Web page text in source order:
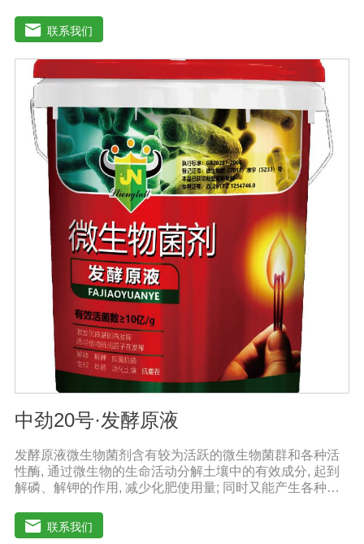
素、酸性物质以及维生素，能不同程度地刺激调节植物生
长；并且能产生铁载体、抗生素、系统防卫酶等多种物
质，可以抑制细菌或真菌性病害或诱导系统抗性间接达到
促进植物生长的作用。既能适用于各种粮食作物及蔬菜的
种植，又能适用于果树等经济作物的栽培。【适用范围】
玉米、小麦、果树、土豆、红薯、辣椒、番茄、黄瓜丶韮
菜、甘蓝等瓜果、蔬菜。【注意事项】1.本品内含大量有
益活菌，不可与杀菌剂混合使用，用过农药 的喷雾器一定
要认真清洗后在喷菌剂。2.本品如与化肥混用，要现混现
用。【贮 存】于阴凉干燥处保存，避免阳光直射和雨淋
【保 质 期】24个月【性 状】粉剂【活 菌 数】≥200亿/克
联系我们
中劲20号·发酵原液
发酵原液微生物菌剂含有较为活跃的微生物菌群和各种活
性酶, 通过微生物的生命活动分解土壤中的有效成分, 起到
解磷、解钾的作用, 减少化肥使用量; 同时又能产生各种农
刺激调节植物生长; 并且能产生抗生素、系统防卫酶等多种
物质, 可以抑制细菌或真菌性病害或诱导系统抗性, 间接达
联系我们